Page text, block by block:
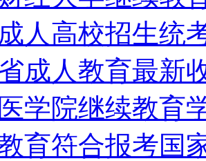
人高校招生统
成人教育最新
学院继续教育
育符合报考国